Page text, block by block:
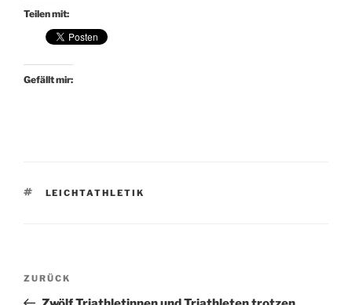
Teilen mit:
Gefällt mir:
SCHLAGWÖRTER
LEICHTATHLETIK
Beitragsnavigation
Vorheriger
Beitrag
ZURÜCK